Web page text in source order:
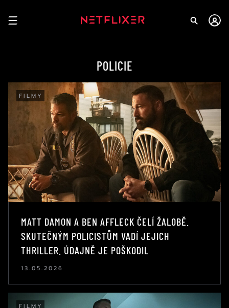
POLICIE
FILMY
MATT DAMON A BEN AFFLECK ČELÍ ŽALOBĚ.
SKUTEČNÝM POLICISTŮM VADÍ JEJICH
THRILLER. ÚDAJNĚ JE POŠKODIL
13.05.2026
FILMY